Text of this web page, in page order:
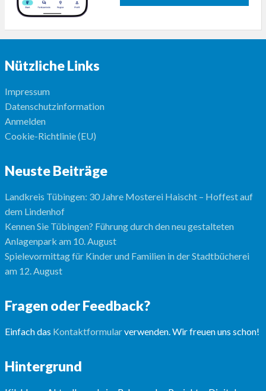
Nützliche Links
Impressum
Datenschutzinformation
Anmelden
Cookie-Richtlinie (EU)
Neuste Beiträge
Landkreis Tübingen: 30 Jahre Mosterei Haischt – Hoffest auf
dem Lindenhof
Kennen Sie Tübingen? Führung durch den neu gestalteten
Anlagenpark am 10. August
Spielevormittag für Kinder und Familien in der Stadtbücherei
am 12. August
Fragen oder Feedback?
Einfach das Kontaktformularverwenden. Wir freuen uns schon!
Hintergrund